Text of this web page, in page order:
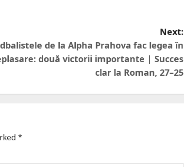
Next:
de la Alpha Prahova fac legea în
două victorii importante | Succes
clar la Roman, 27–25
*